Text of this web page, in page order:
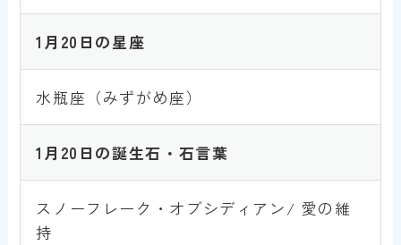
1月 20 日の星座
水瓶座（みずがめ座）
1月 20 日の誕生石・石言葉
スノーフレーク・オブシディアン/ 愛の維
持